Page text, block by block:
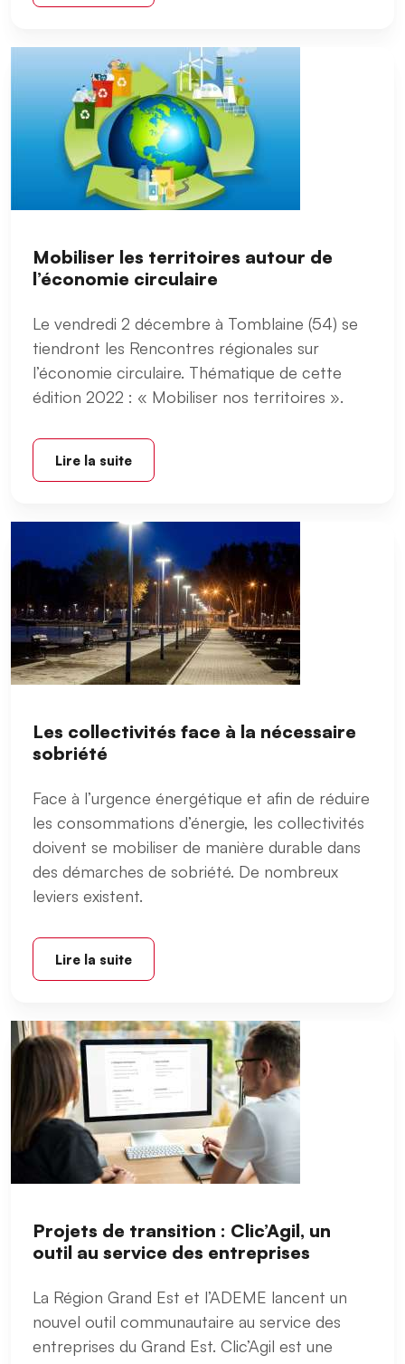
Mobiliser les territoires autour de
l’économie circulaire
Le vendredi 2 décembre à Tomblaine (54) se
tiendront les Rencontres régionales sur
l’économie circulaire. Thématique de cette
édition 2022 : « Mobiliser nos territoires ».
Lire la suite
Les collectivités face à la nécessaire
sobriété
Face à l’urgence énergétique et afin de réduire
les consommations d’énergie, les collectivités
doivent se mobiliser de manière durable dans
des démarches de sobriété. De nombreux
leviers existent.
Lire la suite
Projets de transition : Clic’Agil, un
outil au service des entreprises
La Région Grand Est et l’ADEME lancent un
nouvel outil communautaire au service des
entreprises du Grand Est. Clic’Agil est une